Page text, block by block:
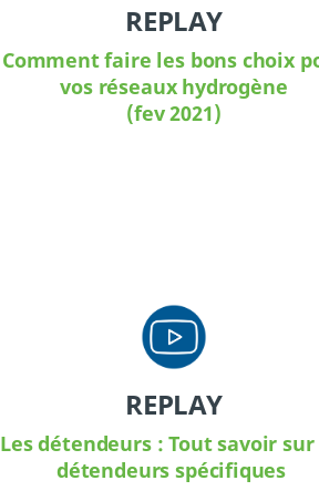
REPLAY
Comment faire les bons choix
vos réseaux hydrogène
(fev 2021)
REPLAY
Les détendeurs : Tout savoir sur
détendeurs spécifiques